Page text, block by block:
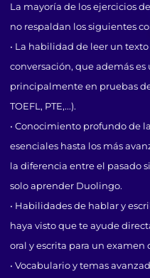
La mayoría de los ejercicios
no respaldan los siguientes
• La habilidad de leer un
conversación, que además
principalmente en pruebas
TOEFL, PTE,...).
• Conocimiento profundo de
esenciales hasta los más
la diferencia entre el pasado
solo aprender Duolingo.
• Habilidades de hablar y
haya visto que te ayude
oral y escrita para un examen
• Vocabulario y temas